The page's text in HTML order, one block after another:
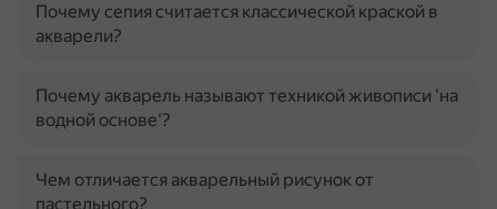
Почему сепия считается классической краской в
акварели?
Почему акварель называют техникой живописи 'на
водной основе'?
Чем отличается акварельный рисунок от
пастельного?